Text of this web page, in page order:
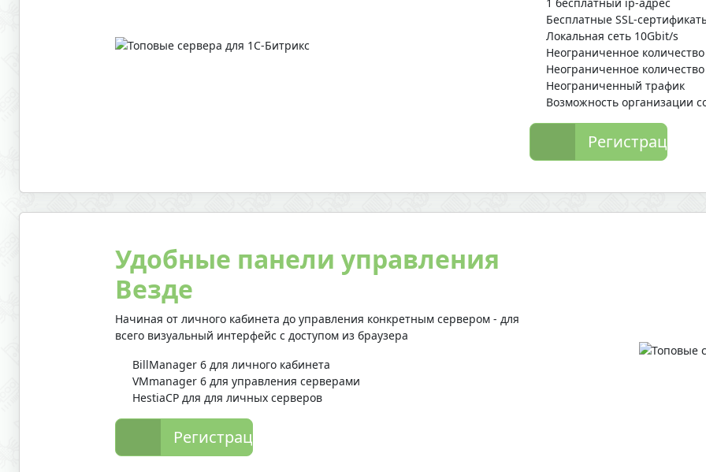
Бесплатные SSL-
Локальная сеть 10Gbit/s
Неограниченное
Неограниченное
Неограниченный трафик
Возможность организации
Регистрация
Удобные панели управления
Везде
Начиная от личного кабинета до управления конкретным сервером - для
всего визуальный интерфейс с доступом из браузера
BillManager 6 для личного кабинета
VMmanager 6 для управления серверами
HestiaCP для для личных серверов
Регистрация